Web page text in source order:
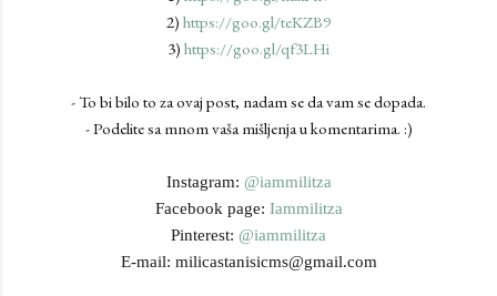
2) https://goo.gl/teKZB9
3) https://goo.gl/qf3LHi
- To bi bilo to za ovaj post, nadam se da vam se dopada.
- Podelite sa mnom vaša mišljenja u komentarima. :)
Instagram: @iammilitza
Facebook page: Iammilitza
Pinterest: @iammilitza
E-mail: milicastanisicms@gmail.com